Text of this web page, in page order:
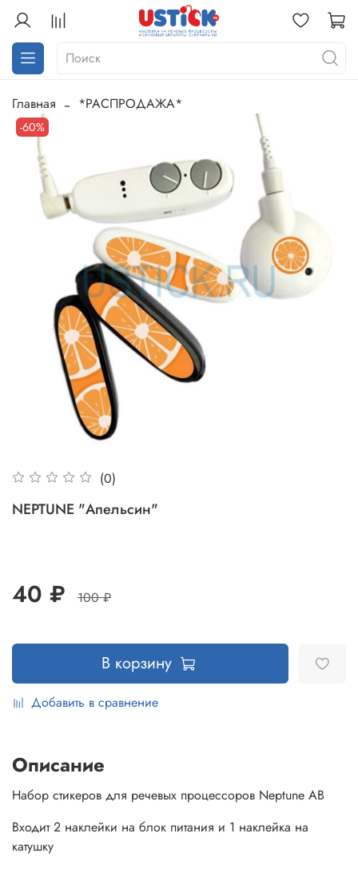
Главная *РАСПРОДАЖА*
-60%
(0)
NEPTUNE "Апельсин"
40 ₽ 100 ₽
В корзину
Добавить в сравнение
Описание
Набор стикеров для речевых процессоров Neptune AB
Входит 2 наклейки на блок питания и 1 наклейка на
катушку